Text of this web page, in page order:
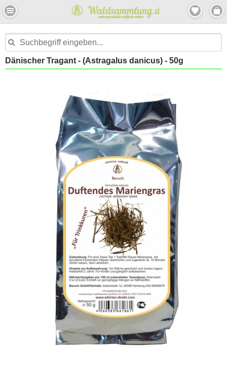
Dänischer Tragant - (Astragalus danicus) - 50g